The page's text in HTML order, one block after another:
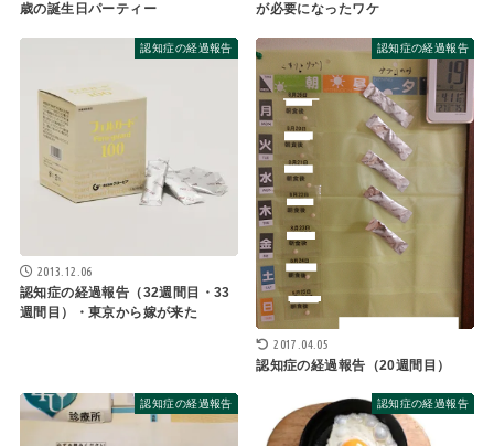
歳の誕生日パーティー
が必要になったワケ
認知症の経過報告
2013.12.06
認知症の経過報告（32週間目・33
週間目）・東京から嫁が来た
認知症の経過報告
2017.04.05
認知症の経過報告（20週間目）
認知症の経過報告 認知症の経過報告